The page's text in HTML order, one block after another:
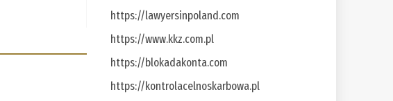
https://lawyersinpoland.com
https://www.kkz.com.pl
https://blokadakonta.com
https://kontrolacelnoskarbowa.pl